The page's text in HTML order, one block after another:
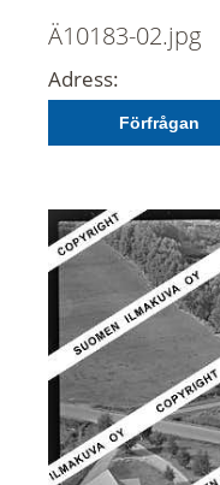
Ä10183-02.jpg
Adress:
Förfrågan